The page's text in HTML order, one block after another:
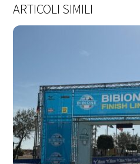
ARTICOLI SIMILI